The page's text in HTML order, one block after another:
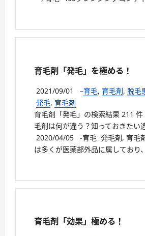
育毛剤「発毛」を極める！
2021/09/01 –育毛, 育毛剤, 脱毛
発毛, 育毛剤
育毛剤「発毛」の検索結果 211
毛剤は何が違う？知っておきたい
2020/04/05 -育毛 発毛剤, 育毛
は多くが医薬部外品に属しており
育毛剤「効果」極める！